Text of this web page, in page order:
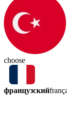
choose
французский